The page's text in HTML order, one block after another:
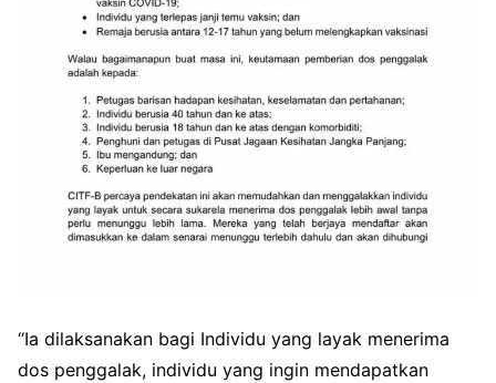
“Ia dilaksanakan bagi Individu yang layak menerima
dos penggalak, individu yang ingin mendapatkan